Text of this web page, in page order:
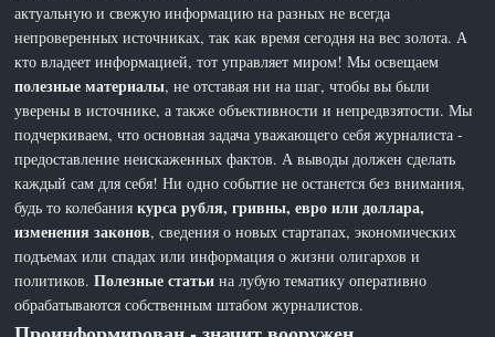
актуальную и свежую информацию на разных не всегда
непроверенных источниках, так как время сегодня на вес золота. А
кто владеет информацией, тот управляет миром! Мы освещаем
полезные материалы, не отставая ни на шаг, чтобы вы были
уверены в источнике, а также объективности и непредвзятости. Мы
подчеркиваем, что основная задача уважающего себя журналиста -
предоставление неискаженных фактов. А выводы должен сделать
каждый сам для себя! Ни одно событие не останется без внимания,
будь то колебаниякурса рубля, гривны, евро или доллара,
изменения законов, сведения о новых стартапах, экономических
подъемах или спадах или информация о жизни олигархов и
политиков.Полезные статьи на лубую тематику оперативно
обрабатываются собственным штабом журналистов.